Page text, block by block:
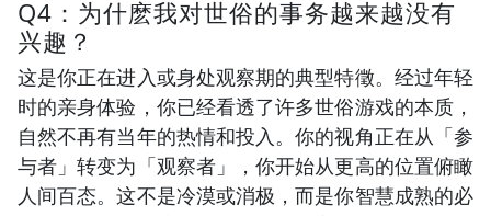
Q4：为什麽我对世俗的事务越来越没有
兴趣？
这是你正在进入或身处观察期的典型特徵。经过年轻
时的亲身体验，你已经看透了许多世俗游戏的本质，
自然不再有当年的热情和投入。你的视角正在从「参
与者」转变为「观察者」，你开始从更高的位置俯瞰
人间百态。这不是冷漠或消极，而是你智慧成熟的必